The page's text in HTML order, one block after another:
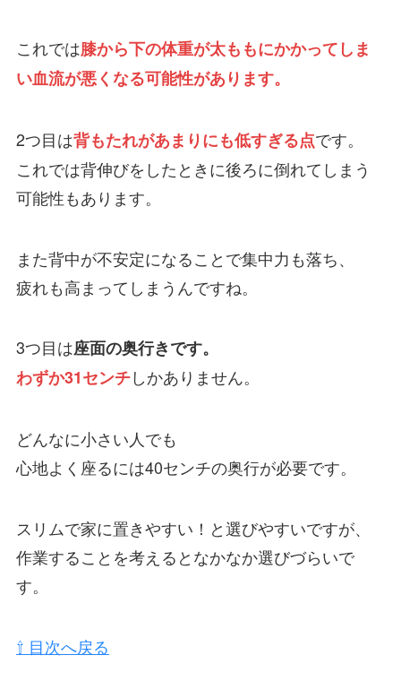
これでは膝から下の体重が太ももにかかってしま
い血流が悪くなる可能性があります。
2つ目は背もたれがあまりにも低すぎる点です。
これでは背伸びをしたときに後ろに倒れてしまう
可能性もあります。
また背中が不安定になることで集中力も落ち、
疲れも高まってしまうんですね。
3つ目は座面の奥行きです。
わずか31センチしかありません。
どんなに小さい人でも
心地よく座るには40センチの奥行が必要です。
スリムで家に置きやすい！と選びやすいですが、
作業することを考えるとなかなか選びづらいで
す。
⇧ 目次へ戻る